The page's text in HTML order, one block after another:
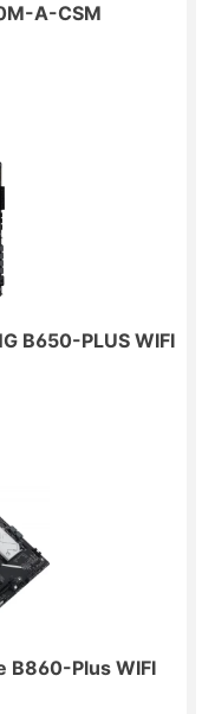
A-CSM
B650-PLUS WIFI
B860-Plus WIFI